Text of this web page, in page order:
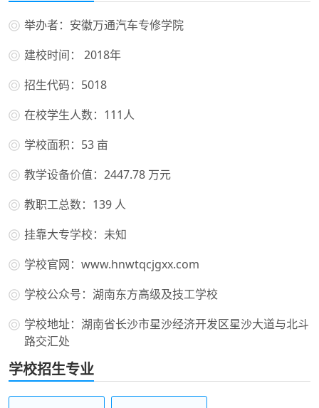
举办者：安徽万通汽车专修学院
建校时间： 2018年
招生代码：5018
在校学生人数：111人
学校面积：53 亩
教学设备价值：2447.78 万元
教职工总数：139 人
挂靠大专学校：未知
学校官网：www.hnwtqcjgxx.com
学校公众号：湖南东方高级及技工学校
学校地址：湖南省长沙市星沙经济开发区星沙大道与北斗
路交汇处
学校招生专业